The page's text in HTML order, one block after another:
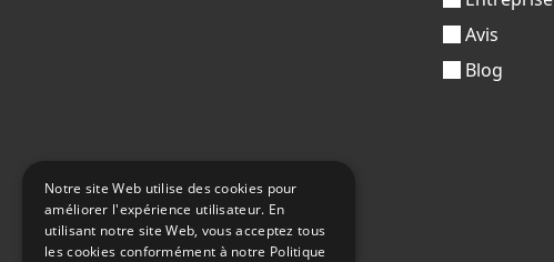
Avis
Blog
Notre site Web utilise des cookies pour
améliorer l'expérience utilisateur. En
utilisant notre site Web, vous acceptez tous
les cookies conformément à notre Politique